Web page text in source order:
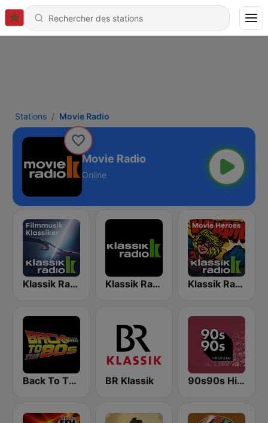
Stations Movie Radio
Movie Radio
Online
Klassik Radio Filmklassiker Klassik Radio Klassik Radio Movie Heroes
Back To The 80's Radio BR Klassik 90s90s Hiphop & Rap